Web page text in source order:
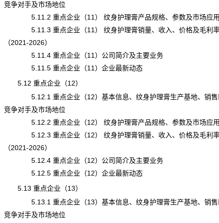
竞争对手及市场地位
5.11.2 重点企业（11） 纹身护理膏产品规格、参数及市场应
5.11.3 重点企业（11） 纹身护理膏销量、收入、价格及毛利
（2021-2026）
5.11.4 重点企业（11）公司简介及主要业务
5.11.5 重点企业（11）企业最新动态
5.12 重点企业（12）
5.12.1 重点企业（12）基本信息、纹身护理膏生产基地、销售
竞争对手及市场地位
5.12.2 重点企业（12） 纹身护理膏产品规格、参数及市场应
5.12.3 重点企业（12） 纹身护理膏销量、收入、价格及毛利
（2021-2026）
5.12.4 重点企业（12）公司简介及主要业务
5.12.5 重点企业（12）企业最新动态
5.13 重点企业（13）
5.13.1 重点企业（13）基本信息、纹身护理膏生产基地、销售
竞争对手及市场地位